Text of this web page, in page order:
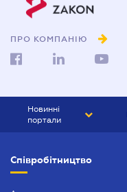
ПРО КОМПАНІЮ
Новинні
портали
БІЗНЕС
Співробітництво